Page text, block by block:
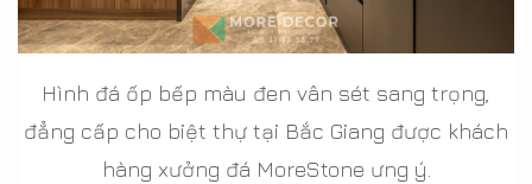
Hình đá ốp bếp màu đen vân sét sang trọng,
đẳng cấp cho biệt thự tại Bắc Giang được khách
hàng xưởng đá MoreStone ưng ý.